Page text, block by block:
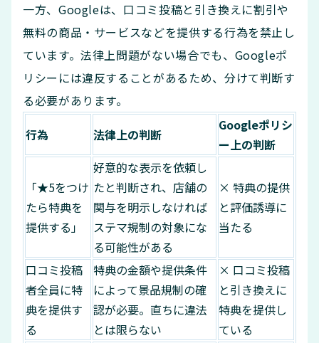
一方、Googleは、口コミ投稿と引き換えに割引や
無料の商品・サービスなどを提供する行為を禁止し
ています。法律上問題がない場合でも、Googleポ
リシーには違反することがあるため、分けて判断す
る必要があります。
行為
法律上の判断
Googleポリシ
ー上の判断
「★5をつけ
たら特典を
提供する」
好意的な表示を依頼し
たと判断され、店舗の
関与を明示しなければ
ステマ規制の対象にな
る可能性がある
× 特典の提供
と評価誘導に
当たる
口コミ投稿
者全員に特
典を提供す
る
特典の金額や提供条件
によって景品規制の確
認が必要。直ちに違法
とは限らない
× 口コミ投稿
と引き換えに
特典を提供し
ている